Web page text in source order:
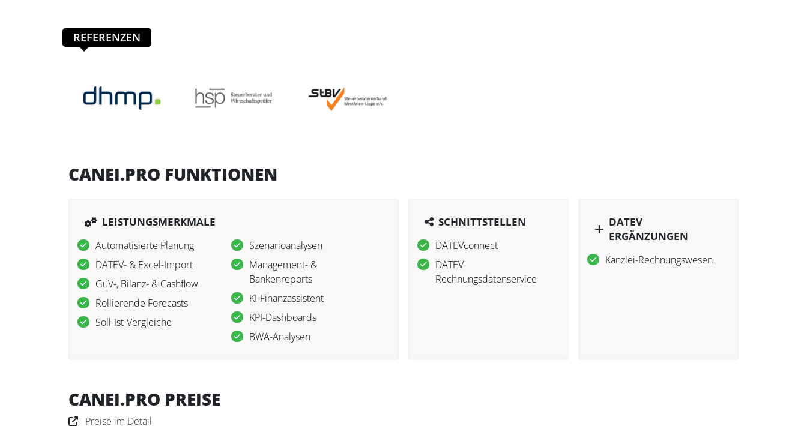
REFERENZEN
CANEI.PRO FUNKTIONEN
LEISTUNGSMERKMALE
Automatisierte Planung
DATEV- & Excel-Import
GuV-, Bilanz- & Cashflow
Rollierende Forecasts
Soll-Ist-Vergleiche
Szenarioanalysen
Management- &
Bankenreports
KI-Finanzassistent
KPI-Dashboards
BWA-Analysen
SCHNITTSTELLEN
DATEVconnect
DATEV
Rechnungsdatenservice
DATEV
ERGÄNZUNGEN
Kanzlei-Rechnungswesen
CANEI.PRO PREISE
Preise im Detail